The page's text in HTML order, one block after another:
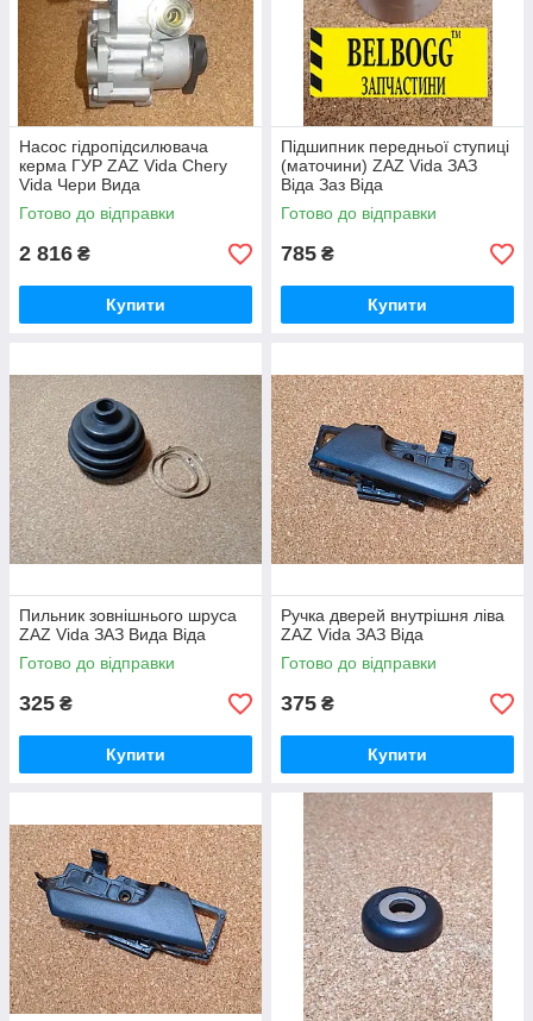
Насос гідропідсилювача
керма ГУР ZAZ Vida Chery
Vida Чери Вида
Готово до відправки
2 816 ₴
Купити
Підшипник передньої ступиці
(маточини) ZAZ Vida ЗАЗ
Віда Заз Віда
Готово до відправки
785 ₴
Купити
Пильник зовнішнього шруса
ZAZ Vida ЗАЗ Вида Віда
Готово до відправки
325 ₴
Купити
Ручка дверей внутрішня ліва
ZAZ Vida ЗАЗ Віда
Готово до відправки
375 ₴
Купити